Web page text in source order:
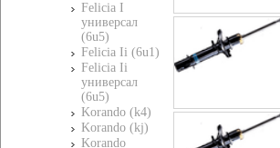
Felicia I
универсал
(6u5)
Felicia Ii (6u1)
Felicia Ii
универсал
(6u5)
Korando (k4)
Korando (kj)
Korando